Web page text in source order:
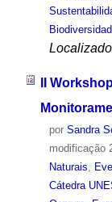
II
por Sandra
modificação
Naturais,
Cátedra